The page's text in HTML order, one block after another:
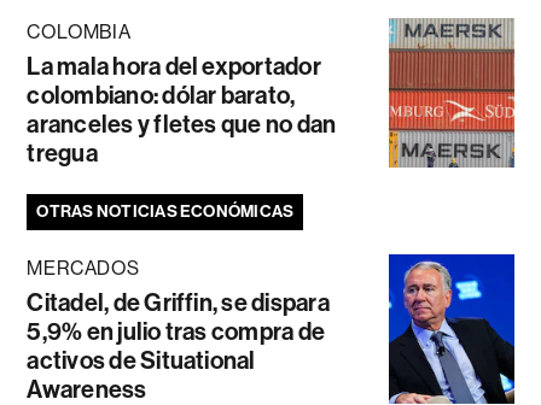
COLOMBIA
La mala hora del exportador
colombiano: dólar barato,
aranceles y fletes que no dan
tregua
OTRAS NOTICIAS ECONÓMICAS
MERCADOS
Citadel, de Griffin, se dispara
5,9% en julio tras compra de
activos de Situational
Awareness